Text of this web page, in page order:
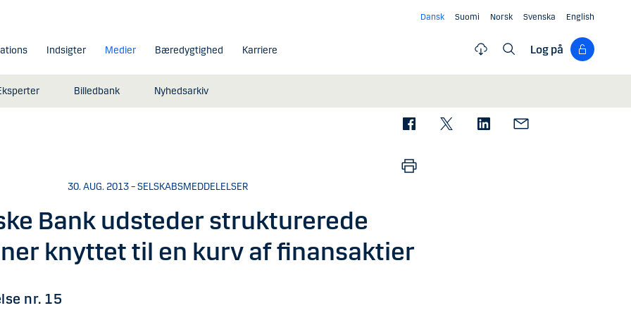
Dansk Suomi Norsk Svenska English
Indsigter Medier
Billedbank Nyhedsarkiv
Bæredygtighed Karriere Log på
30. AUG. 2013 – SELSKABSMEDDELELSER
Bank udsteder strukturerede
knyttet til en kurv af finansaktier
nr. 15